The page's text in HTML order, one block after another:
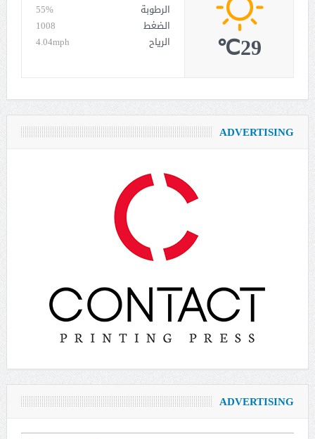
الرطوبة
55%
الضغط
1008
الرياح
4.04mph 29℃
ADVERTISING
ADVERTISING